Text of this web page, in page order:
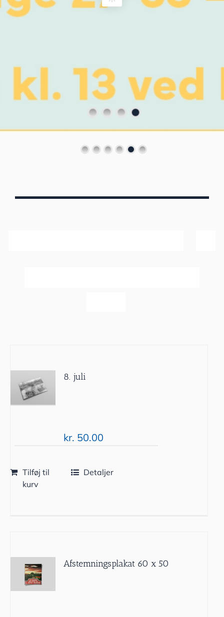
Von Oberbergs
8. juli
kr. 50.00
Tilføj til
kurv
Detaljer
Afstemningsplakat 60 x 50